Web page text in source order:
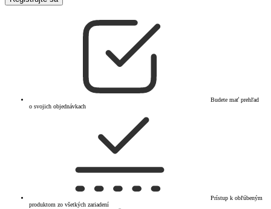
Budete mať prehľad
o svojich objednávkach
Prístup k obľúbeným
produktom zo všetkých zariadení